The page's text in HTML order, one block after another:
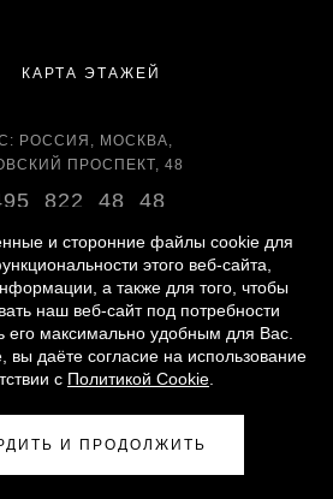
КАРТА ЭТАЖЕЙ
РОССИЯ, МОСКВА,
ПРОСПЕКТ, 48
822 48 48
РАБОТЫ:
С 11:00 ДО 22:00
- 2026«ВРЕМЕНА ГОДА»
и сторонние файлы cookie для
этого веб-сайта,
а также для того, чтобы
наш веб-сайт под потребности
его максимально удобным для Вас.
вы даёте согласие на использование
с Политикой Cookie
И ПРОДОЛЖИТЬ